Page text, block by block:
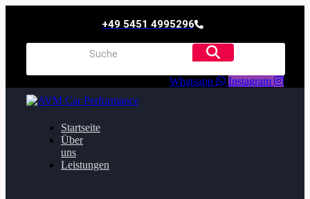
+49 5451 4995296
Whatsapp Instagram
Startseite
Über
uns
Leistungen